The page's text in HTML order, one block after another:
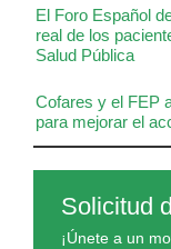
El Foro Español
real de los
Salud Pública
Cofares y el FEP
para mejorar el
Solicitud
¡Únete a un